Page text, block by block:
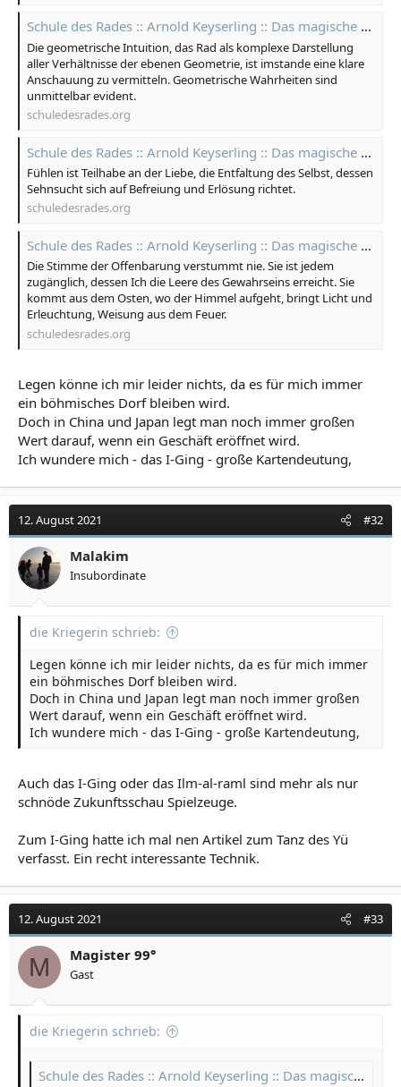
Schule des Rades :: Arnold Keyserling :: Das magische Rad Zentralasiens :: Meisterspiel | Kreuz Karten
Die geometrische Intuition, das Rad als komplexe Darstellung
aller Verhältnisse der ebenen Geometrie, ist imstande eine klare
Anschauung zu vermitteln. Geometrische Wahrheiten sind
unmittelbar evident.
schuledesrades.org
Schule des Rades :: Arnold Keyserling :: Das magische Rad Zentralasiens :: Meisterspiel | Herz Karten
Fühlen ist Teilhabe an der Liebe, die Entfaltung des Selbst, dessen
Sehnsucht sich auf Befreiung und Erlösung richtet.
schuledesrades.org
Schule des Rades :: Arnold Keyserling :: Das magische Rad Zentralasiens :: Meisterspiel | Pik Karten
Die Stimme der Offenbarung verstummt nie. Sie ist jedem
zugänglich, dessen Ich die Leere des Gewahrseins erreicht. Sie
kommt aus dem Osten, wo der Himmel aufgeht, bringt Licht und
Erleuchtung, Weisung aus dem Feuer.
schuledesrades.org
Legen könne ich mir leider nichts, da es für mich immer
ein böhmisches Dorf bleiben wird.
Doch in China und Japan legt man noch immer großen
Wert darauf, wenn ein Geschäft eröffnet wird.
Ich wundere mich - das I-Ging - große Kartendeutung,
12. August 2021 #32
Malakim
Insubordinate
die Kriegerin schrieb:
Legen könne ich mir leider nichts, da es für mich immer
ein böhmisches Dorf bleiben wird.
Doch in China und Japan legt man noch immer großen
Wert darauf, wenn ein Geschäft eröffnet wird.
Ich wundere mich - das I-Ging - große Kartendeutung,
Auch das I-Ging oder das Ilm-al-raml sind mehr als nur
schnöde Zukunftsschau Spielzeuge.
Zum I-Ging hatte ich mal nen Artikel zum Tanz des Yü
verfasst. Ein recht interessante Technik.
12. August 2021 #33
M Magister 99°
Gast
die Kriegerin schrieb:
Schule des Rades :: Arnold Keyserling :: Das magische Rad Zentralasiens :: Meisterspiel | Gesetze